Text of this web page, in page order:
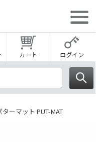
カート ログイン
ーマット PUT-MAT